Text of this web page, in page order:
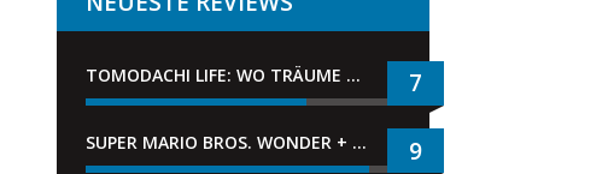
TOMODACHI LIFE: WO TRÄUME WAHR WERDEN 7
SUPER MARIO BROS. WONDER + GEMEINSAM IM BELLABEL-PARK 9